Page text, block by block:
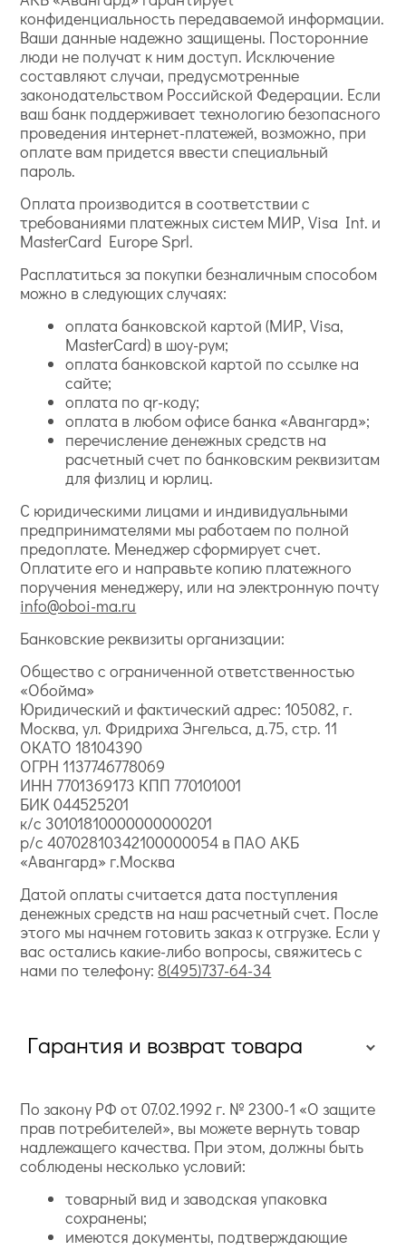
конфиденциальность передаваемой информации.
Ваши данные надежно защищены. Посторонние
люди не получат к ним доступ. Исключение
составляют случаи, предусмотренные
законодательством Российской Федерации. Если
ваш банк поддерживает технологию безопасного
проведения интернет-платежей, возможно, при
оплате вам придется ввести специальный
пароль.
Оплата производится в соответствии с
требованиями платежных систем МИР, Visa Int. и
MasterCard Europe Sprl.
Расплатиться за покупки безналичным способом
можно в следующих случаях:
оплата банковской картой (МИР, Visa,
MasterCard) в шоу-рум;
оплата банковской картой по ссылке на
сайте;
оплата по qr-коду;
оплата в любом офисе банка «Авангард»;
перечисление денежных средств на
расчетный счет по банковским реквизитам
для физлиц и юрлиц.
С юридическими лицами и индивидуальными
предпринимателями мы работаем по полной
предоплате. Менеджер сформирует счет.
Оплатите его и направьте копию платежного
поручения менеджеру, или на электронную почту
info@oboi-ma.ru
Банковские реквизиты организации:
Общество с ограниченной ответственностью
«Обойма»
Юридический и фактический адрес: 105082, г.
Москва, ул. Фридриха Энгельса, д.75, стр. 11
ОКАТО 18104390
ОГРН 1137746778069
ИНН 7701369173 КПП 770101001
БИК 044525201
к/с 30101810000000000201
р/с 40702810342100000054 в ПАО АКБ
«Авангард» г.Москва
Датой оплаты считается дата поступления
денежных средств на наш расчетный счет. После
этого мы начнем готовить заказ к отгрузке. Если у
вас остались какие-либо вопросы, свяжитесь с
нами по телефону: 8(495)737-64-34
Гарантия и возврат товара
По закону РФ от 07.02.1992 г. № 2300-1 «О защите
прав потребителей», вы можете вернуть товар
надлежащего качества. При этом, должны быть
соблюдены несколько условий:
товарный вид и заводская упаковка
сохранены;
имеются документы, подтверждающие